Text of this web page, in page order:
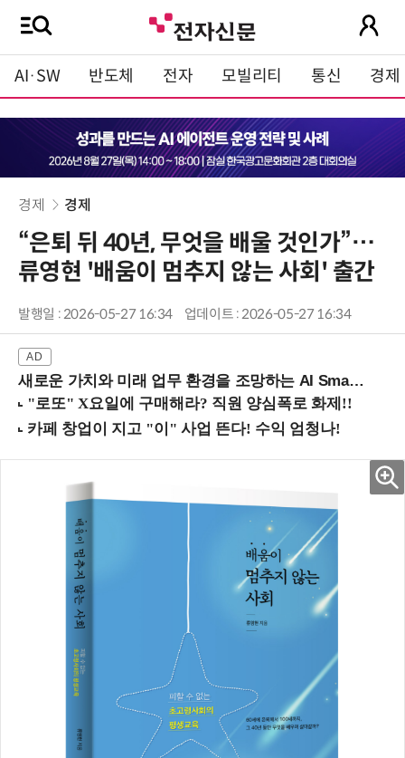
AI·SW 반도체 전자 모빌리티 통신 경제
경제 경제
“은퇴 뒤 40년, 무엇을 배울 것인가”…
류영현 '배움이 멈추지 않는 사회' 출간
발행일 : 2026-05-27 16:34 업데이트 : 2026-05-27 16:34
새로운 가치와 미래 업무 환경을 조망하는 AI Smart Work Summit 2026 (9/11 코엑스)